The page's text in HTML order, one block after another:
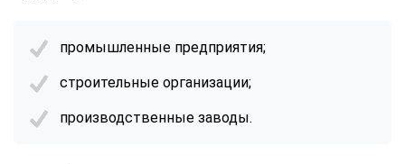
промышленные предприятия;
строительные организации;
производственные заводы.